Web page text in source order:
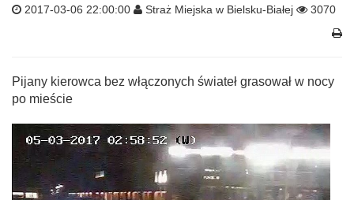
2017-03-06 22:00:00 Straż Miejska w Bielsku-Białej 3070
Pijany kierowca bez włączonych świateł grasował w nocy
po mieście